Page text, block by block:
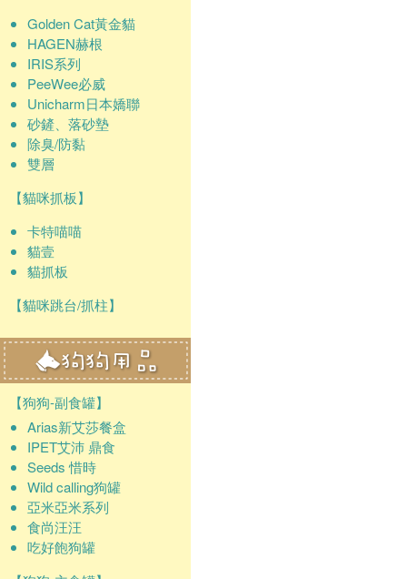
Golden Cat黃金貓
HAGEN赫根
IRIS系列
PeeWee必威
Unicharm日本嬌聯
砂鏟、落砂墊
除臭/防黏
雙層
【貓咪抓板】
卡特喵喵
貓壹
貓抓板
【貓咪跳台/抓柱】
【狗狗-副食罐】
Arias新艾莎餐盒
IPET艾沛 鼎食
Seeds 惜時
Wild calling狗罐
亞米亞米系列
食尚汪汪
吃好飽狗罐